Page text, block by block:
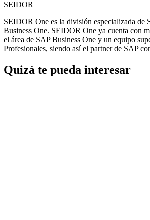
SEIDOR
SEIDOR One es la división especializada de
Business One. SEIDOR One ya cuenta con
el área de SAP Business One y un equipo
Profesionales, siendo así el partner de SAP
Quizá te pueda interesar